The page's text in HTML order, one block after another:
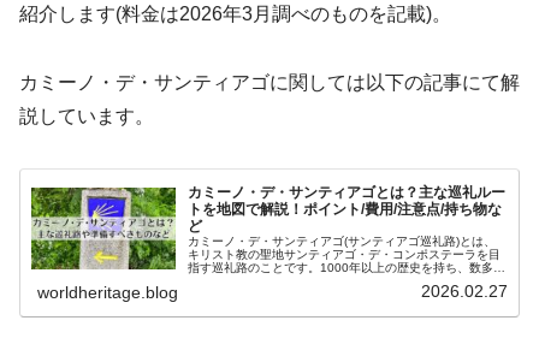
紹介します(料金は2026年3月調べのものを記載)。
カミーノ・デ・サンティアゴに関しては以下の記事にて解
説しています。
カミーノ・デ・サンティアゴとは？主な巡礼ルー
トを地図で解説！ポイント/費用/注意点/持ち物な
ど
カミーノ・デ・サンティアゴ(サンティアゴ巡礼路)とは、
キリスト教の聖地サンティアゴ・デ・コンポステーラを目
指す巡礼路のことです。1000年以上の歴史を持ち、数多く
worldheritage.blog 2026.02.27